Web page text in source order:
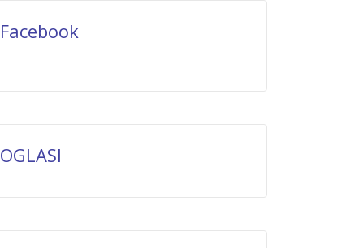
Facebook
OGLASI